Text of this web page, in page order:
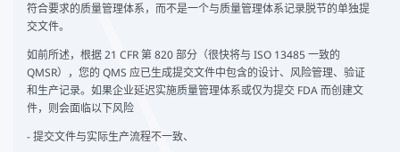
符合要求的质量管理体系，而不是一个与质量管理体系记录脱节的单独提
交文件。
如前所述，根据 21 CFR 第 820 部分（很快将与 ISO 13485 一致的
QMSR），您的 QMS 应已生成提交文件中包含的设计、风险管理、验证
和生产记录。如果企业延迟实施质量管理体系或仅为提交 FDA 而创建文
件，则会面临以下风险
- 提交文件与实际生产流程不一致、